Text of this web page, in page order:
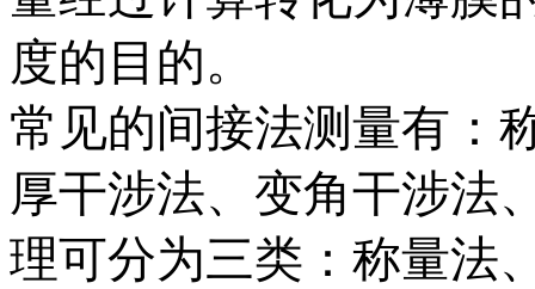
度的目的。
常见的间接法测量有：
厚干涉法、变角干涉法
理可分为三类：称量法